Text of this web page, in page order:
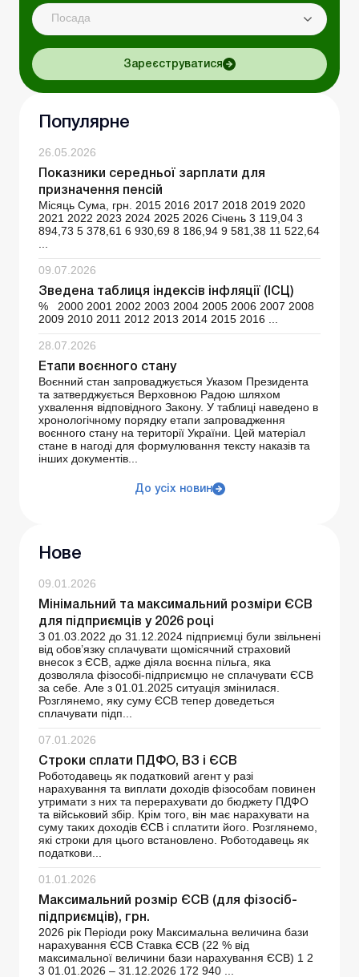
Посада
Зареєструватися
Популярне
26.05.2026
Показники середньої зарплати для
призначення пенсій
Місяць Сума, грн. 2015 2016 2017 2018 2019 2020
2021 2022 2023 2024 2025 2026 Січень 3 119,04 3
894,73 5 378,61 6 930,69 8 186,94 9 581,38 11 522,64
09.07.2026
Зведена таблиця індексів інфляції (ІСЦ)
% 2000 2001 2002 2003 2004 2005 2006 2007 2008
2009 2010 2011 2012 2013 2014 2015 2016 ...
28.07.2026
Етапи воєнного стану
Воєнний стан запроваджується Указом Президента
та затверджується Верховною Радою шляхом
ухвалення відповідного Закону. У таблиці наведено в
хронологічному порядку етапи запровадження
воєнного стану на території України. Цей матеріал
стане в нагоді для формулювання тексту наказів та
інших документів...
До усіх новин
Нове
09.01.2026
Мінімальний та максимальний розміри ЄСВ
для підприємців у 2026 році
З 01.03.2022 до 31.12.2024 підприємці були звільнені
від обов’язку сплачувати щомісячний страховий
внесок з ЄСВ, адже діяла воєнна пільга, яка
дозволяла фізособі-підприємцю не сплачувати ЄСВ
за себе. Але з 01.01.2025 ситуація змінилася.
Розглянемо, яку суму ЄСВ тепер доведеться
сплачувати підп...
07.01.2026
Строки сплати ПДФО, ВЗ і ЄСВ
Роботодавець як податковий агент у разі
нарахування та виплати доходів фізособам повинен
утримати з них та перерахувати до бюджету ПДФО
та військовий збір. Крім того, він має нарахувати на
суму таких доходів ЄСВ і сплатити його. Розглянемо,
які строки для цього встановлено. Роботодавець як
податкови...
01.01.2026
Максимальний розмір ЄСВ (для фізосіб-
підприємців), грн.
2026 рік Періоди року Максимальна величина бази
нарахування ЄСВ Ставка ЄСВ (22 % від
максимальної величини бази нарахування ЄСВ) 1 2
3 01.01.2026 – 31.12.2026 172 940 ...